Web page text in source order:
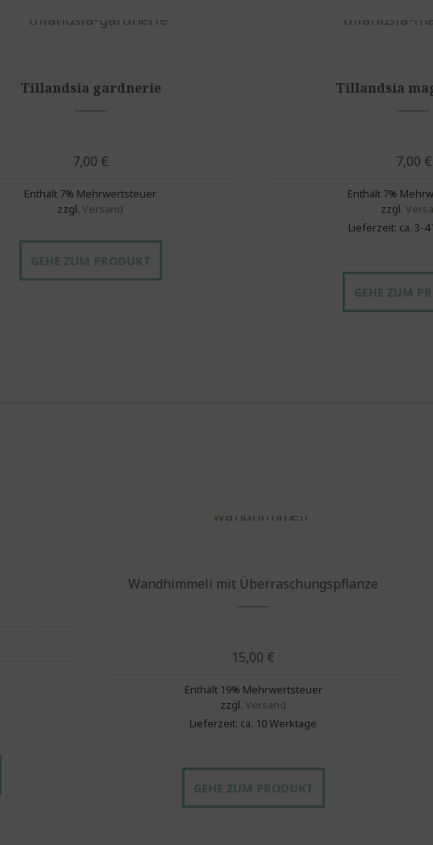
Tillandsia gardnerie
7,00 €
Enthält 7% Mehrwertsteuer
zzgl.Versand
GEHE ZUM PRODUKT
Tillandsia
7,00 €
Enthält 7%
zzgl.
Lieferzeit: ca. 3-
GEHE ZUM
Wandhimmeli mit Überraschungspflanze
15,00 €
Enthält 19% Mehrwertsteuer
zzgl.Versand
Lieferzeit: ca. 10 Werktage
GEHE ZUM PRODUKT